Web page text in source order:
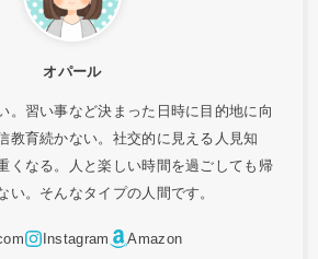
オパール
。習い事など決まった日時に目的地に向
教育続かない。社交的に見える人見知
くなる。人と楽しい時間を過ごしても帰
い。そんなタイプの人間です。